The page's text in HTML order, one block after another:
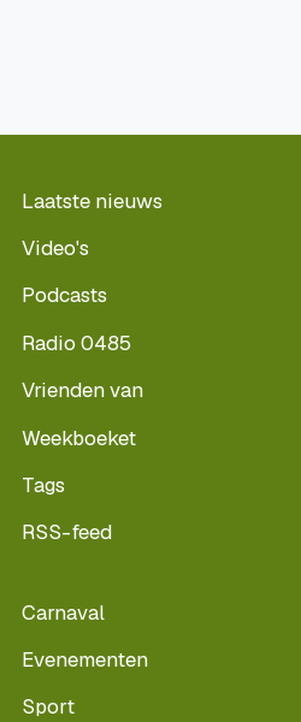
Laatste nieuws
Video's
Podcasts
Radio 0485
Vrienden van
Weekboeket
Tags
RSS-feed
Carnaval
Evenementen
Sport